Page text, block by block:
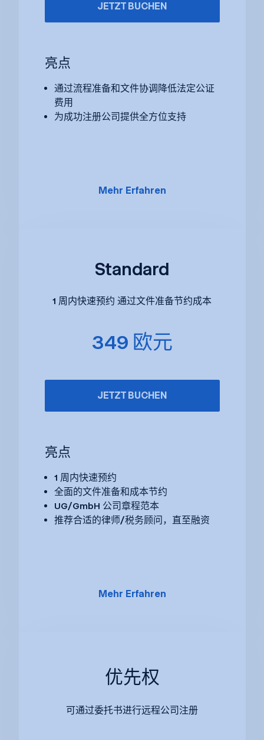
JETZT BUCHEN
亮点
通过流程准备和文件协调降低法定公证
费用
为成功注册公司提供全方位支持
Mehr Erfahren
Standard
1 周内快速预约 通过文件准备节约成本
349 欧元
JETZT BUCHEN
亮点
1 周内快速预约
全面的文件准备和成本节约
UG/GmbH 公司章程范本
推荐合适的律师/税务顾问，直至融资
Mehr Erfahren
优先权
可通过委托书进行远程公司注册